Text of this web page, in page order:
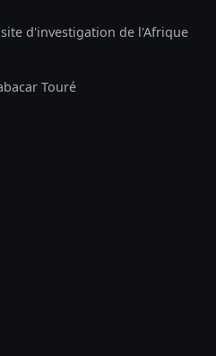
d'investigation de l'Afrique
Touré